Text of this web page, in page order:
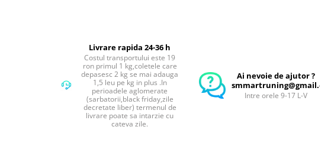
Masini de Gaurit & Rotopercutoare
Rotopercutoare
Drujba & Motocoasa & Fierastrau &
Livrare rapida 24-36 h
Costul transportului este 19
ron primul 1 kg,coletele care
depasesc 2 kg se mai adauga
1,5 leu pe kg in plus .In
perioadele aglomerate
(sarbatorii,black friday,zile
decretate liber) termenul de
livrare poate sa intarzie cu
cateva zile.
Ai nevoie de ajutor ?
smmartruning@gmail.com
Intre orele 9-17 L-V